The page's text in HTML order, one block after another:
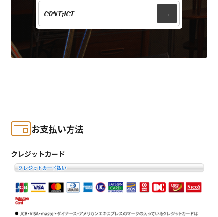
CONTACT →
お支払い方法
クレジットカード